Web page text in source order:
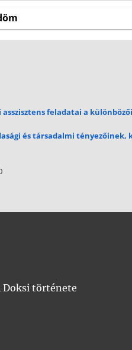
asszisztens feladatai a
és társadalmi
Doksi története